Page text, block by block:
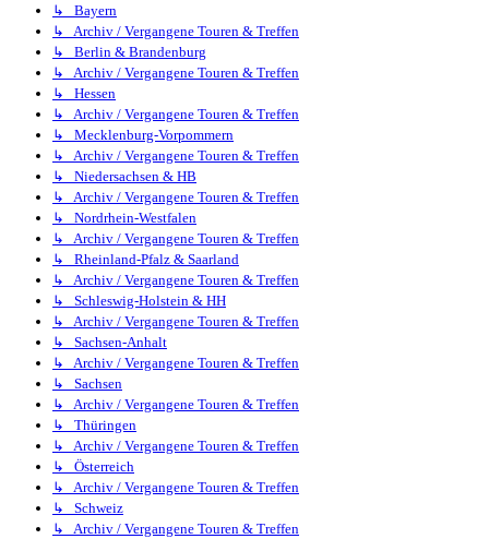
↳ Bayern
↳ Archiv / Vergangene Touren & Treffen
↳ Berlin & Brandenburg
↳ Archiv / Vergangene Touren & Treffen
↳ Hessen
↳ Archiv / Vergangene Touren & Treffen
↳ Mecklenburg-Vorpommern
↳ Archiv / Vergangene Touren & Treffen
↳ Niedersachsen & HB
↳ Archiv / Vergangene Touren & Treffen
↳ Nordrhein-Westfalen
↳ Archiv / Vergangene Touren & Treffen
↳ Rheinland-Pfalz & Saarland
↳ Archiv / Vergangene Touren & Treffen
↳ Schleswig-Holstein & HH
↳ Archiv / Vergangene Touren & Treffen
↳ Sachsen-Anhalt
↳ Archiv / Vergangene Touren & Treffen
↳ Sachsen
↳ Archiv / Vergangene Touren & Treffen
↳ Thüringen
↳ Archiv / Vergangene Touren & Treffen
↳ Österreich
↳ Archiv / Vergangene Touren & Treffen
↳ Schweiz
↳ Archiv / Vergangene Touren & Treffen